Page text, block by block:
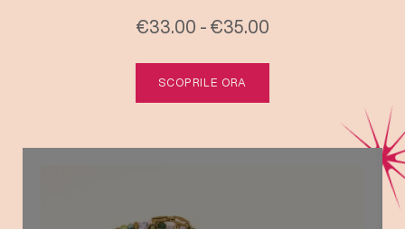
€33.00 - €35.00
SCOPRILE ORA